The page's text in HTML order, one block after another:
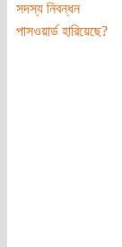
সদস্য নিবন্ধন
পাসওয়ার্ড হারিয়েছে?